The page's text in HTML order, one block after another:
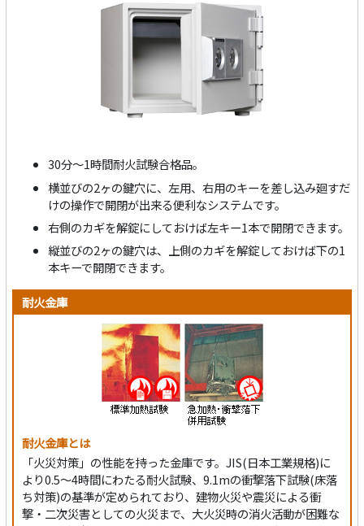
30分～1時間耐火試験合格品。
横並びの2ヶの鍵穴に、左用、右用のキーを差し込み廻すだ
けの操作で開閉が出来る便利なシステムです。
右側のカギを解錠にしておけば左キー1本で開閉できます。
縦並びの2ヶの鍵穴は、上側のカギを解錠しておけば下の1
本キーで開閉できます。
耐火金庫
耐火金庫とは
「火災対策」の性能を持った金庫です。JIS(日本工業規格)に
より0.5～4時間にわたる耐火試験、9.1mの衝撃落下試験(床落
ち対策)の基準が定められており、建物火災や震災による衝
撃・二次災害としての火災まで、大火災時の消火活動が困難な